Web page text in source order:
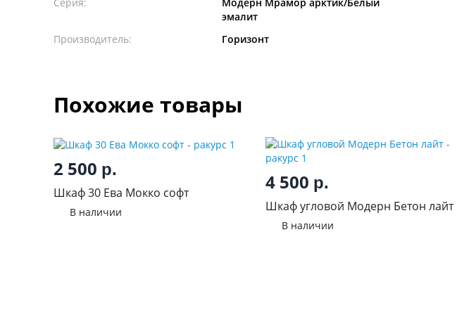
эмалит
Производитель:
Горизонт
Похожие товары
2 500 р.
Шкаф 30 Ева Мокко софт
В наличии
4 500 р.
Шкаф угловой Модерн Бетон лайт
В наличии